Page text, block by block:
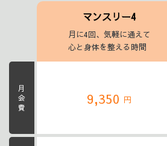
マンスリー4
月に4回、気軽に通えて
心と身体を整える時間
月会費 9,350 円